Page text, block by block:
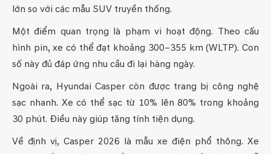
lớn so với các mẫu SUV truyền thống.
Một điểm quan trọng là phạm vi hoạt động. Theo cấu
hình pin, xe có thể đạt khoảng 300–355 km (WLTP). Con
số này đủ đáp ứng nhu cầu đi lại hàng ngày.
Ngoài ra, Hyundai Casper còn được trang bị công nghệ
sạc nhanh. Xe có thể sạc từ 10% lên 80% trong khoảng
30 phút. Điều này giúp tăng tính tiện dụng.
Về định vị, Casper 2026 là mẫu xe điện phổ thông. Xe